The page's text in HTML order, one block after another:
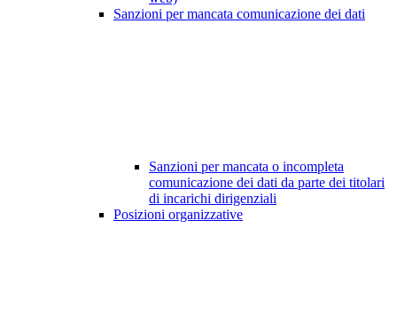
Sanzioni per mancata comunicazione dei dati
Sanzioni per mancata o incompleta
comunicazione dei dati da parte dei titolari
di incarichi dirigenziali
Posizioni organizzative